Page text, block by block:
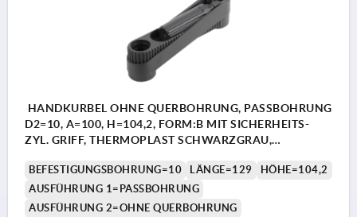
HANDKURBEL OHNE QUERBOHRUNG, PASSBOHRUNG
D2=10, A=100, H=104,2, FORM:B MIT SICHERHEITS-
ZYL. GRIFF, THERMOPLAST SCHWARZGRAU,
BEFESTIGUNGSBOHRUNG=10 LÄNGE=129
HÖHE=104,2
AUSFÜHRUNG 1=PASSBOHRUNG
AUSFÜHRUNG 2=OHNE QUERBOHRUNG